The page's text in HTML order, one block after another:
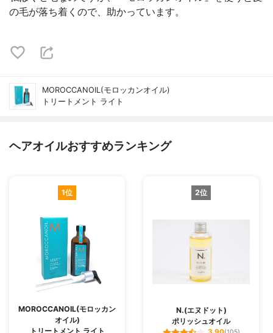
の毛が落ち着くので、助かっています。
MOROCCANOIL(モロッカンオイル)
トリートメント ライト
ヘアオイルおすすめランキング
1位
MOROCCANOIL(モロッカン
オイル)
トリートメント ライト
2位
N.(エヌドット)
ポリッシュオイル